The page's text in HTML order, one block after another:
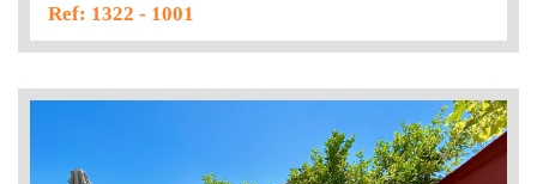
Ref: 1322 - 1001